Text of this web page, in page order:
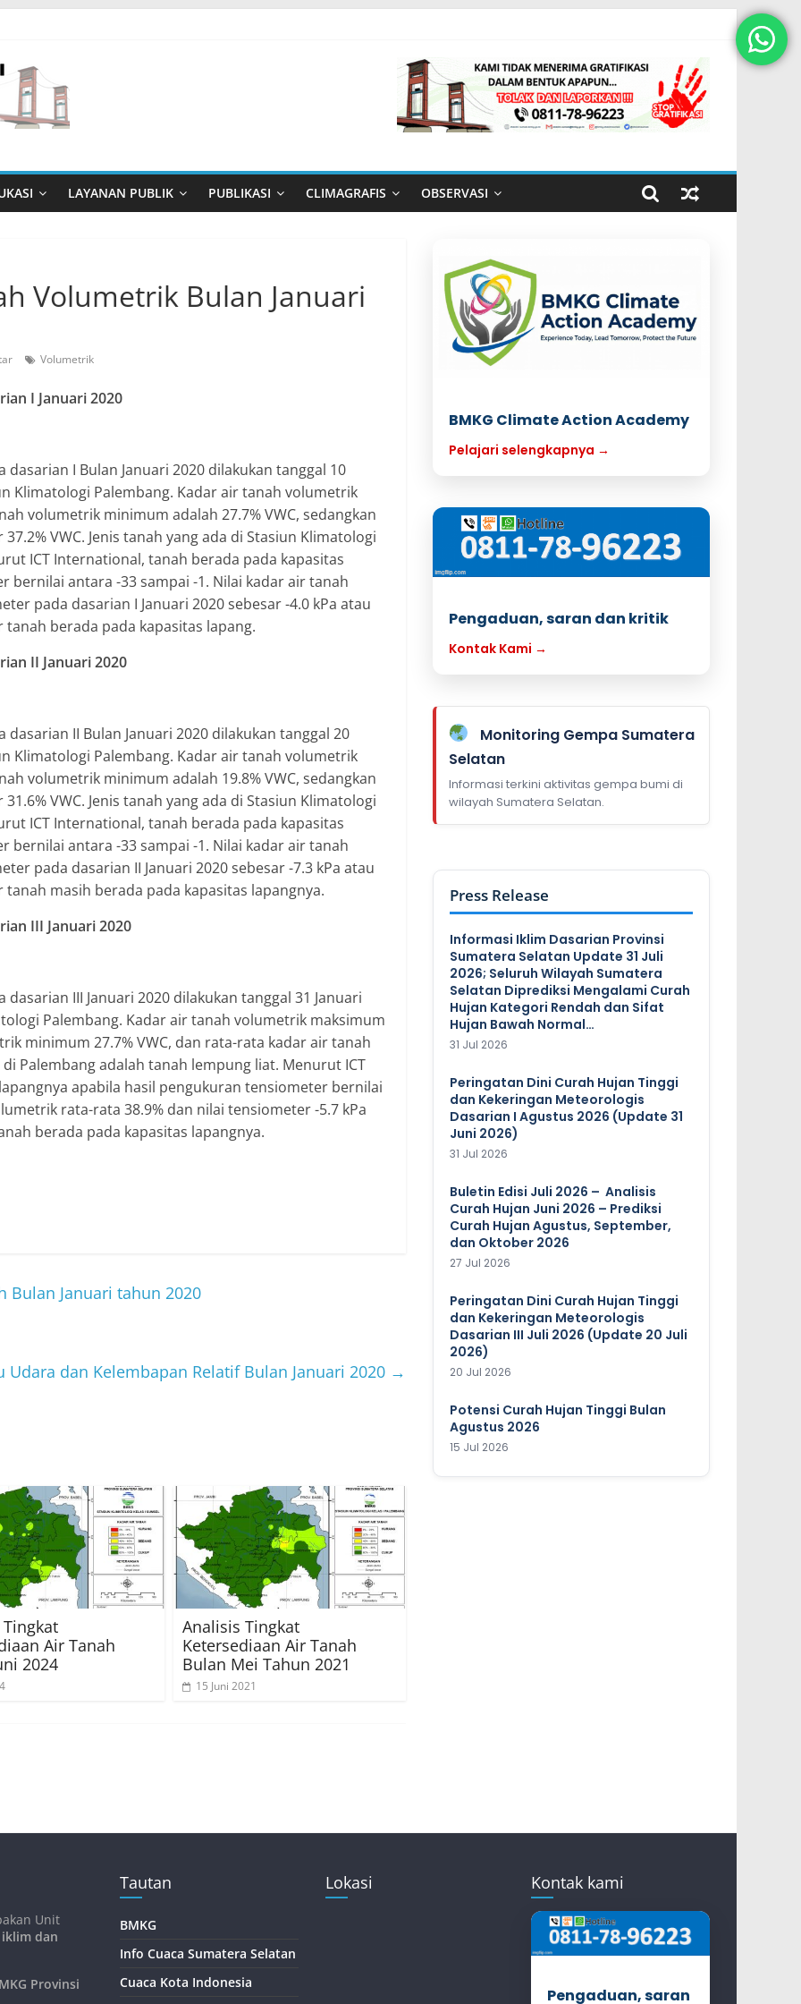
LAYANAN PUBLIK PUBLIKASI CLIMAGRAFIS OBSERVASI
Volumetrik Bulan Januari
Volumetrik
I Januari 2020
I Bulan Januari 2020 dilakukan tanggal 10
Klimatologi Palembang. Kadar air tanah volumetrik
volumetrik minimum adalah 27.7% VWC, sedangkan
VWC. Jenis tanah yang ada di Stasiun Klimatologi
ICT International, tanah berada pada kapasitas
bernilai antara -33 sampai -1. Nilai kadar air tanah
pada dasarian I Januari 2020 sebesar -4.0 kPa atau
berada pada kapasitas lapang.
II Januari 2020
II Bulan Januari 2020 dilakukan tanggal 20
Klimatologi Palembang. Kadar air tanah volumetrik
volumetrik minimum adalah 19.8% VWC, sedangkan
VWC. Jenis tanah yang ada di Stasiun Klimatologi
ICT International, tanah berada pada kapasitas
bernilai antara -33 sampai -1. Nilai kadar air tanah
pada dasarian II Januari 2020 sebesar -7.3 kPa atau
masih berada pada kapasitas lapangnya.
III Januari 2020
III Januari 2020 dilakukan tanggal 31 Januari
Palembang. Kadar air tanah volumetrik maksimum
minimum 27.7% VWC, dan rata-rata kadar air tanah
Palembang adalah tanah lempung liat. Menurut ICT
apabila hasil pengukuran tensiometer bernilai
rata-rata 38.9% dan nilai tensiometer -5.7 kPa
berada pada kapasitas lapangnya.
Bulan Januari tahun 2020
Udara dan Kelembapan Relatif Bulan Januari 2020 →
Air Tanah
2024
Analisis Tingkat
Ketersediaan Air Tanah
Bulan Mei Tahun 2021
15 Juni 2021
BMKG Climate Action Academy
Pelajari selengkapnya →
Pengaduan, saran dan kritik
Kontak Kami →
Monitoring Gempa Sumatera
Selatan
Informasi terkini aktivitas gempa bumi di
wilayah Sumatera Selatan.
Press Release
Informasi Iklim Dasarian Provinsi
Sumatera Selatan Update 31 Juli
2026; Seluruh Wilayah Sumatera
Selatan Diprediksi Mengalami Curah
Hujan Kategori Rendah dan Sifat
Hujan Bawah Normal…
31 Jul 2026
Peringatan Dini Curah Hujan Tinggi
dan Kekeringan Meteorologis
Dasarian I Agustus 2026 (Update 31
Juni 2026)
31 Jul 2026
Buletin Edisi Juli 2026 – Analisis
Curah Hujan Juni 2026 – Prediksi
Curah Hujan Agustus, September,
dan Oktober 2026
27 Jul 2026
Peringatan Dini Curah Hujan Tinggi
dan Kekeringan Meteorologis
Dasarian III Juli 2026 (Update 20 Juli
2026)
20 Jul 2026
Potensi Curah Hujan Tinggi Bulan
Agustus 2026
15 Jul 2026
Unit
dan
Provinsi
Tautan
BMKG
Info Cuaca Sumatera Selatan
Cuaca Kota Indonesia
Lokasi Kontak kami
Pengaduan, saran